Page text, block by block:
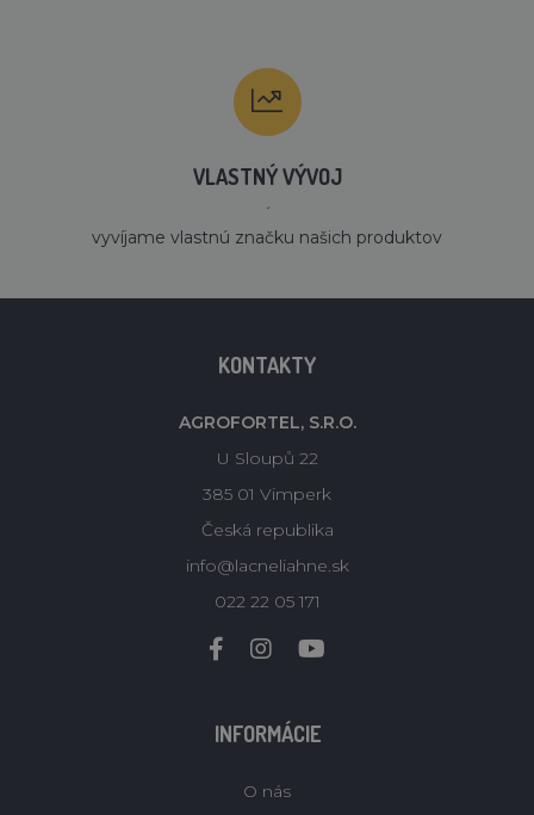
VLASTNÝ VÝVOJ
´
vyvíjame vlastnú značku našich produktov
KONTAKTY
AGROFORTEL, S.R.O.
U Sloupů 22
385 01 Vimperk
Česká republika
info@lacneliahne.sk
022 22 05 171
INFORMÁCIE
O nás